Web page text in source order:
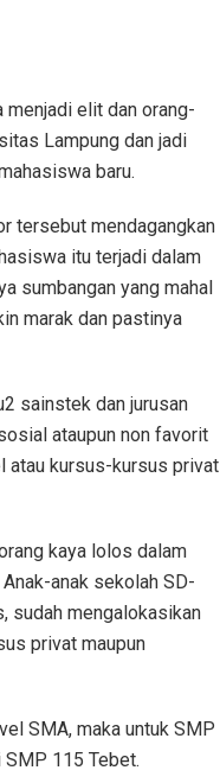
elit dan orang-
Lampung dan jadi
baru.
tersebut mendagangkan
itu terjadi dalam
sumbangan yang mahal
marak dan pastinya
sainstek dan jurusan
ataupun non favorit
atau kursus-kursus privat
kaya lolos dalam
anak sekolah SD-
sudah mengalokasikan
privat maupun
SMA, maka untuk SMP
SMP 115 Tebet.